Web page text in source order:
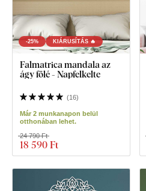
-25% KIÁRUSÍTÁS 🔥
Falmatrica mandala az
ágy fölé - Napfelkelte
(16)
Már 2 munkanapon belül
otthonában lehet.
18 590 Ft
24 790 Ft